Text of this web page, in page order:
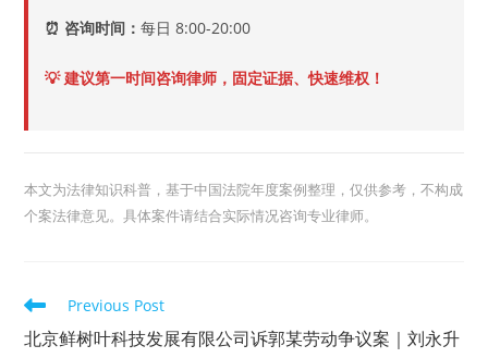
⏰ 咨询时间：每日 8:00-20:00
💡 建议第一时间咨询律师，固定证据、快速维权！
本文为法律知识科普，基于中国法院年度案例整理，仅供参考，不构成
个案法律意见。具体案件请结合实际情况咨询专业律师。
Read
more
articles
Previous Post
北京鲜树叶科技发展有限公司诉郭某劳动争议案｜刘永升